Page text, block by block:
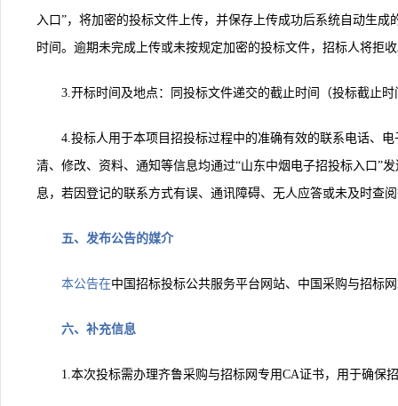
入口”，将加密的投标文件上传，并保存上传成功后系统自动生
时间。逾期未完成上传或未按规定加密的投标文件，招标人将拒
3.开标时间及地点：同投标文件递交的截止时间（投标截止
4.投标人用于本项目招投标过程中的准确有效的联系电话、
清、修改、资料、通知等信息均通过“山东中烟电子招投标入口”
息，若因登记的联系方式有误、通讯障碍、无人应答或未及时查
五、发布公告的媒介
本公告在中国招标投标公共服务平台网站、中国采购与招标
六、补充信息
1.本次投标需办理齐鲁采购与招标网专用CA证书，用于确保